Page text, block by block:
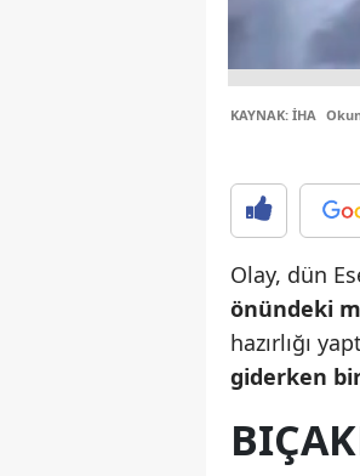
KAYNAK: İHA
Olay, dün
önündeki
hazırlığı
giderken bir